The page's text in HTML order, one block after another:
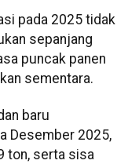
pada 2025 tidak
sepanjang
puncak panen
sementara.
baru
Desember 2025,
ton, serta sisa